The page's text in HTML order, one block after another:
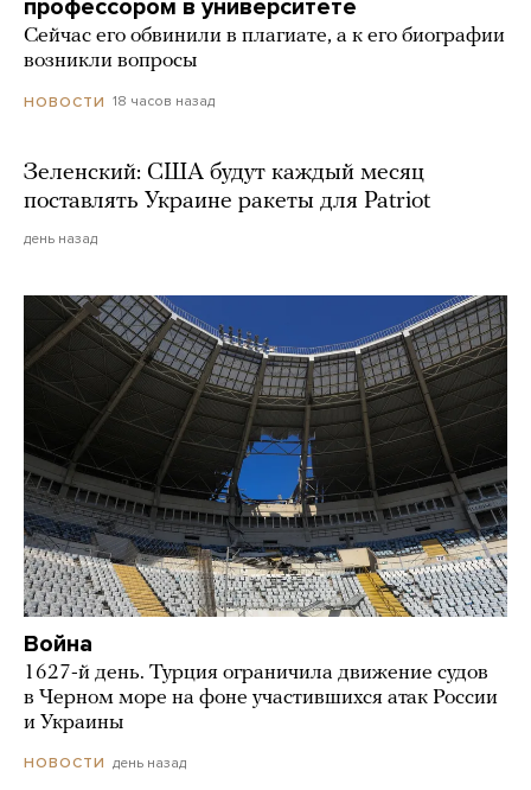
профессором в университете
Сейчас его обвинили в плагиате, а к его биографии
возникли вопросы
НОВОСТИ 18 часов назад
Зеленский: США будут каждый месяц
поставлять Украине ракеты для Patriot
день назад
Война
1627-й день. Турция ограничила движение судов
в Черном море на фоне участившихся атак России
и Украины
НОВОСТИ день назад